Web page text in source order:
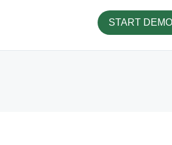
START DEMO